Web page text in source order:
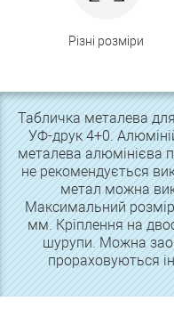
Різні розміри
Табличка металева
УФ-друк 4+0.
металева алюмінієва
не рекомендується
метал можна
Максимальний
мм. Кріплення на
шурупи. Можна
прораховуються